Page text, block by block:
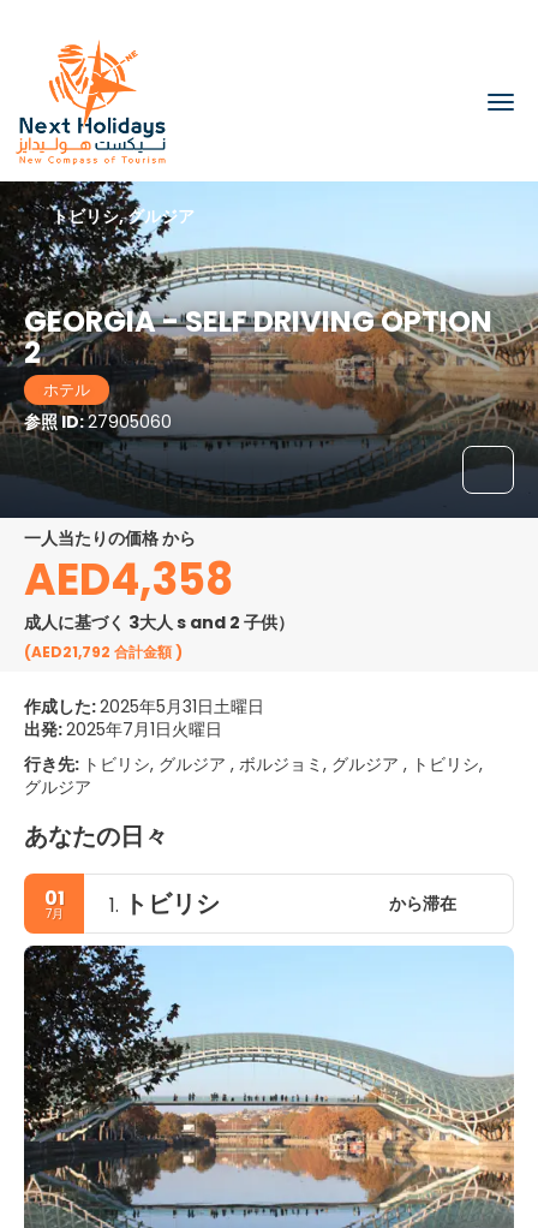
GEORGIA - SELF DRIVING OPTION
2
ホテル
参照 ID:27905060
トビリシ, グルジア
一人当たりの価格 から
AED4,358
成人に基づく 3大人 s and 2 子供）
(AED21,792 合計金額)
作成した:2025年5月31日土曜日
出発:2025年7月1日火曜日
行き先: トビリシ, グルジア , ボルジョミ, グルジア , トビリシ,
グルジア
あなたの日々
01
7月 1. トビリシ から滞在